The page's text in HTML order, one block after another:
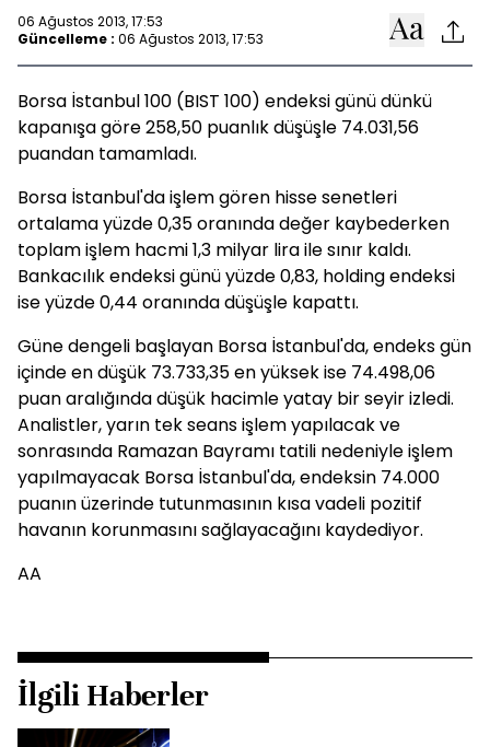
06 Ağustos 2013, 17:53
Güncelleme : 06 Ağustos 2013, 17:53
Borsa İstanbul 100 (BIST 100) endeksi günü dünkü
kapanışa göre 258,50 puanlık düşüşle 74.031,56
puandan tamamladı.
Borsa İstanbul'da işlem gören hisse senetleri
ortalama yüzde 0,35 oranında değer kaybederken
toplam işlem hacmi 1,3 milyar lira ile sınır kaldı.
Bankacılık endeksi günü yüzde 0,83, holding endeksi
ise yüzde 0,44 oranında düşüşle kapattı.
Güne dengeli başlayan Borsa İstanbul'da, endeks gün
içinde en düşük 73.733,35 en yüksek ise 74.498,06
puan aralığında düşük hacimle yatay bir seyir izledi.
Analistler, yarın tek seans işlem yapılacak ve
sonrasında Ramazan Bayramı tatili nedeniyle işlem
yapılmayacak Borsa İstanbul'da, endeksin 74.000
puanın üzerinde tutunmasının kısa vadeli pozitif
havanın korunmasını sağlayacağını kaydediyor.
AA
İlgili Haberler